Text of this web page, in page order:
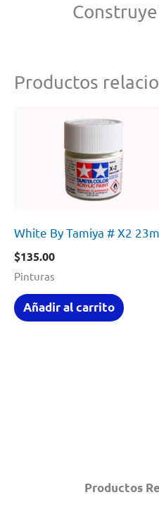
Productos
Productos
White By Tamiya # X2
$135.00
Pinturas
Añadir al carrito